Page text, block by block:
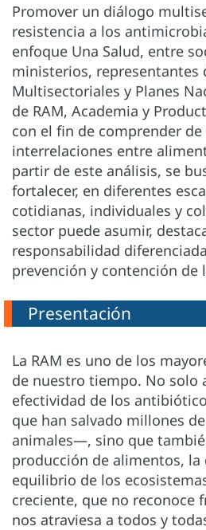
Promover un diálogo
resistencia a los
enfoque Una Salud, entre
ministerios, representantes
Multisectoriales y Planes
de RAM, Academia y
con el fin de comprender
interrelaciones entre
partir de este análisis, se
fortalecer, en diferentes
cotidianas, individuales y
sector puede asumir,
responsabilidad
prevención y contención de
Presentación
La RAM es uno de los
de nuestro tiempo. No solo
efectividad de los
que han salvado millones
animales—, sino que
producción de alimentos, la
equilibrio de los
creciente, que no reconoce
nos atraviesa a todos y